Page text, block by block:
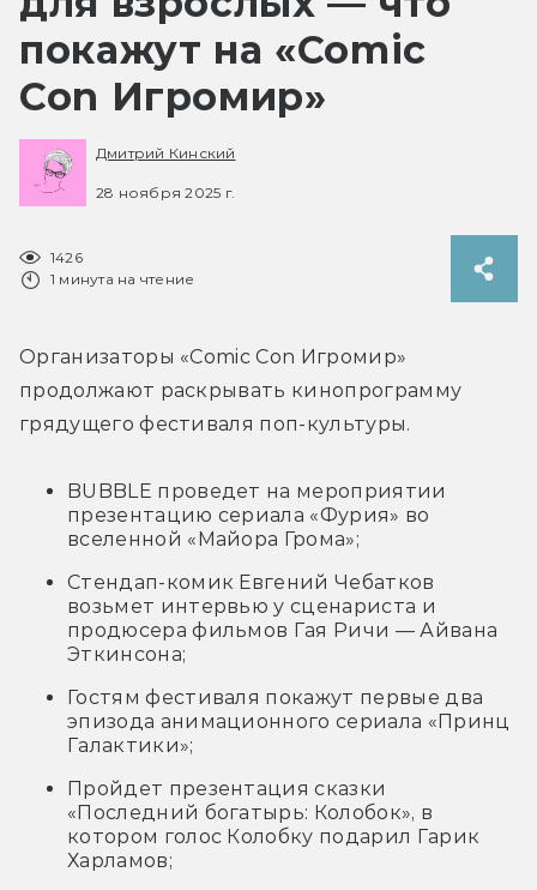
покажут на «Comic
Con Игромир»
Дмитрий Кинский
28 ноября 2025 г.
1426
1 минута на чтение
Организаторы «Comic Con Игромир»
продолжают раскрывать кинопрограмму
грядущего фестиваля поп-культуры.
BUBBLE проведет на мероприятии
презентацию сериала «Фурия» во
вселенной «Майора Грома»;
Стендап-комик Евгений Чебатков
возьмет интервью у сценариста и
продюсера фильмов Гая Ричи — Айвана
Эткинсона;
Гостям фестиваля покажут первые два
эпизода анимационного сериала «Принц
Галактики»;
Пройдет презентация сказки
«Последний богатырь: Колобок», в
котором голос Колобку подарил Гарик
Харламов;